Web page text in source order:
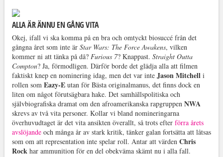
ALLA ÄR ÄNNU EN GÅNG VITA
Okej, ifall vi ska komma på en bra och omtyckt biosuccé från det
gångna året som inte är Star Wars: The Force Awakens, vilken
kommer ni att tänka på då? Furious 7? Knappast. Straight Outta
Compton? Ja, förmodligen. Därför borde det glädja alla att filmen
faktiskt knep en nominering idag, men det var inte Jason Mitchelli
rollen som Eazy-Eutan för Bästa originalmanus, det finns dock en
liten om något förutsägbara hake. Det samhällspolitiska och
självbiografiska dramat om den afroamerikanska rapgruppen NWA
skrevs av två vita personer. Kollar vi bland nomineringarna
överhuvudtaget är det vita ansikten överallt, så trots efter förra årets
avslöjandeoch många år av stark kritik, tänker galan fortsätta att låtsas
som om att representation inte spelar roll. Antar att värden Chris
Rockhar ammunition för en del obekväma skämt nu i alla fall.